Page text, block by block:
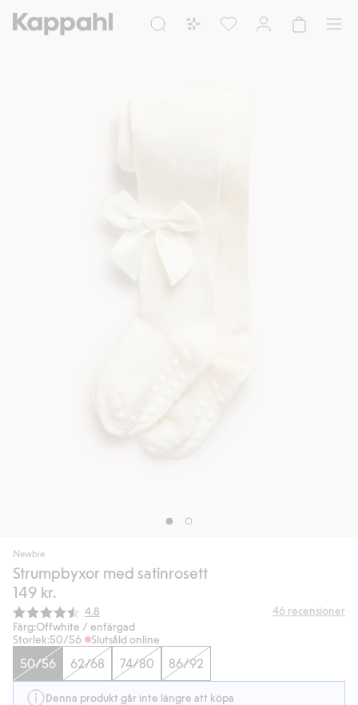
Newbie
Strumpbyxor med satinrosett
149 kr.
Snittbetyg:
4.8 46 recensioner
Färg:Offwhite / enfärgad
Storlek:50/56 Slutsåld online
50/56 62/68 74/80 86/92
Denna produkt går inte längre att köpa